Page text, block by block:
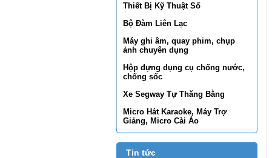
Thiết Bị Kỹ Thuật Số
Bộ Đàm Liên Lạc
Máy ghi âm, quay phim, chụp
ảnh chuyên dụng
Hộp đựng dụng cụ chống nước,
chống sốc
Xe Segway Tự Thăng Bằng
Micro Hát Karaoke, Máy Trợ
Giảng, Micro Cài Áo
Tin tức